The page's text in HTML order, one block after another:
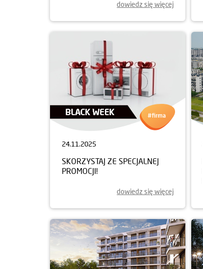
dowiedz się więcej
24.11.2025
SKORZYSTAJ ZE SPECJALNEJ
PROMOCJI!
dowiedz się więcej